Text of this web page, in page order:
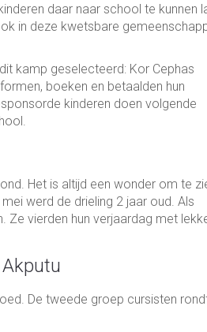
daar naar school te kunnen
in deze kwetsbare
kamp geselecteerd: Kor Cephas
boeken en betaalden hun
kinderen doen volgende
Het is altijd een wonder om te
werd de drieling 2 jaar oud. Als
Ze vierden hun verjaardag met
De tweede groep cursisten